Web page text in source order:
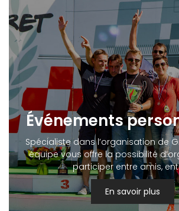
Événements
Spécialiste dans l’organisation de
équipe vous offre la possibilité
participer entre amis,
En savoir plus